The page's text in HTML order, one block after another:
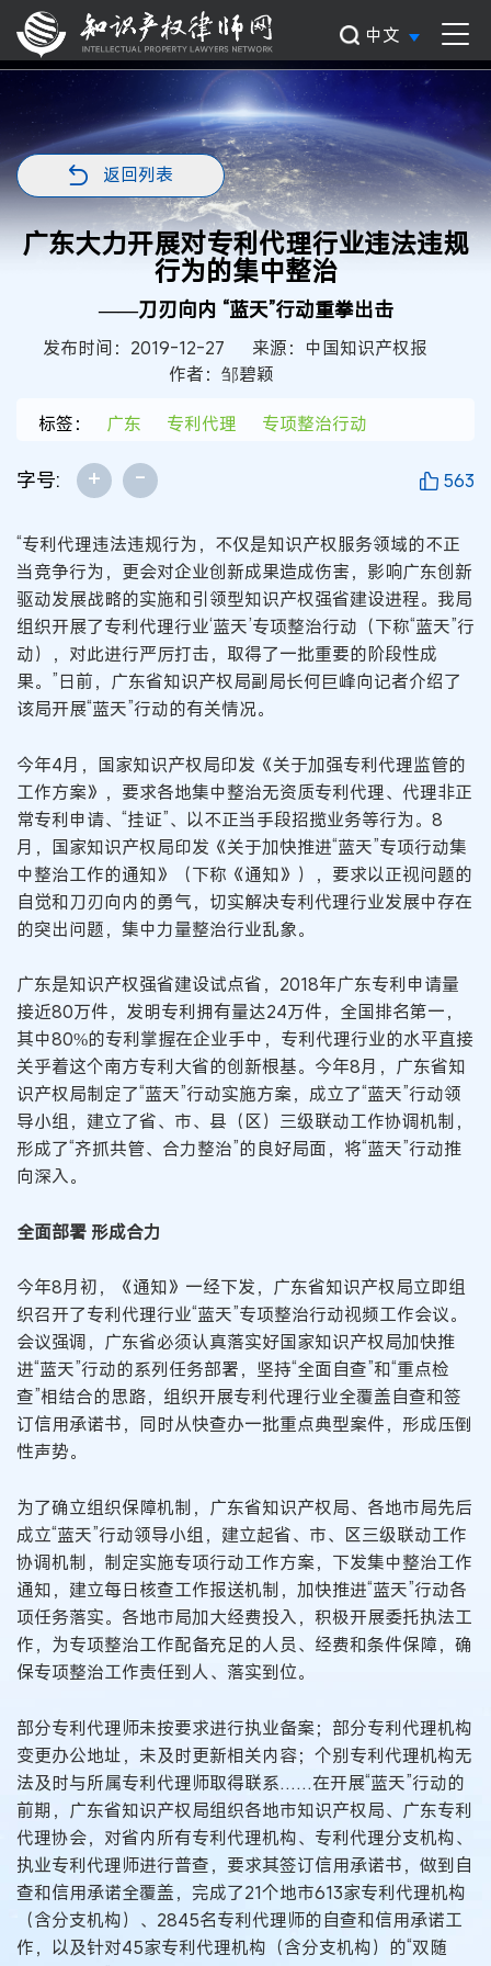
中文
返回列表
广东大力开展对专利代理行业违法违规
行为的集中整治
——刀刃向内 “蓝天”行动重拳出击
发布时间：2019-12-27
来源：中国知识产权报
作者：邹碧颖
标签： 广东 专利代理 专项整治行动
字号: + - 563
“专利代理违法违规行为，不仅是知识产权服务领域的不正
当竞争行为，更会对企业创新成果造成伤害，影响广东创新
驱动发展战略的实施和引领型知识产权强省建设进程。我局
组织开展了专利代理行业‘蓝天’专项整治行动（下称“蓝天”行
动），对此进行严厉打击，取得了一批重要的阶段性成
果。”日前，广东省知识产权局副局长何巨峰向记者介绍了
该局开展“蓝天”行动的有关情况。
今年4月，国家知识产权局印发《关于加强专利代理监管的
工作方案》，要求各地集中整治无资质专利代理、代理非正
常专利申请、“挂证”、以不正当手段招揽业务等行为。8
月，国家知识产权局印发《关于加快推进“蓝天”专项行动集
中整治工作的通知》（下称《通知》），要求以正视问题的
自觉和刀刃向内的勇气，切实解决专利代理行业发展中存在
的突出问题，集中力量整治行业乱象。
广东是知识产权强省建设试点省，2018年广东专利申请量
接近80万件，发明专利拥有量达24万件，全国排名第一，
其中80%的专利掌握在企业手中，专利代理行业的水平直接
关乎着这个南方专利大省的创新根基。今年8月，广东省知
识产权局制定了“蓝天”行动实施方案，成立了“蓝天”行动领
导小组，建立了省、市、县（区）三级联动工作协调机制，
形成了“齐抓共管、合力整治”的良好局面，将“蓝天”行动推
向深入。
全面部署 形成合力
今年8月初，《通知》一经下发，广东省知识产权局立即组
织召开了专利代理行业“蓝天”专项整治行动视频工作会议。
会议强调，广东省必须认真落实好国家知识产权局加快推
进“蓝天”行动的系列任务部署，坚持“全面自查”和“重点检
查”相结合的思路，组织开展专利代理行业全覆盖自查和签
订信用承诺书，同时从快查办一批重点典型案件，形成压倒
性声势。
为了确立组织保障机制，广东省知识产权局、各地市局先后
成立“蓝天”行动领导小组，建立起省、市、区三级联动工作
协调机制，制定实施专项行动工作方案，下发集中整治工作
通知，建立每日核查工作报送机制，加快推进“蓝天”行动各
项任务落实。各地市局加大经费投入，积极开展委托执法工
作，为专项整治工作配备充足的人员、经费和条件保障，确
保专项整治工作责任到人、落实到位。
部分专利代理师未按要求进行执业备案；部分专利代理机构
变更办公地址，未及时更新相关内容；个别专利代理机构无
法及时与所属专利代理师取得联系……在开展“蓝天”行动的
前期，广东省知识产权局组织各地市知识产权局、广东专利
代理协会，对省内所有专利代理机构、专利代理分支机构、
执业专利代理师进行普查，要求其签订信用承诺书，做到自
查和信用承诺全覆盖，完成了21个地市613家专利代理机构
（含分支机构）、2845名专利代理师的自查和信用承诺工
作，以及针对45家专利代理机构（含分支机构）的“双随